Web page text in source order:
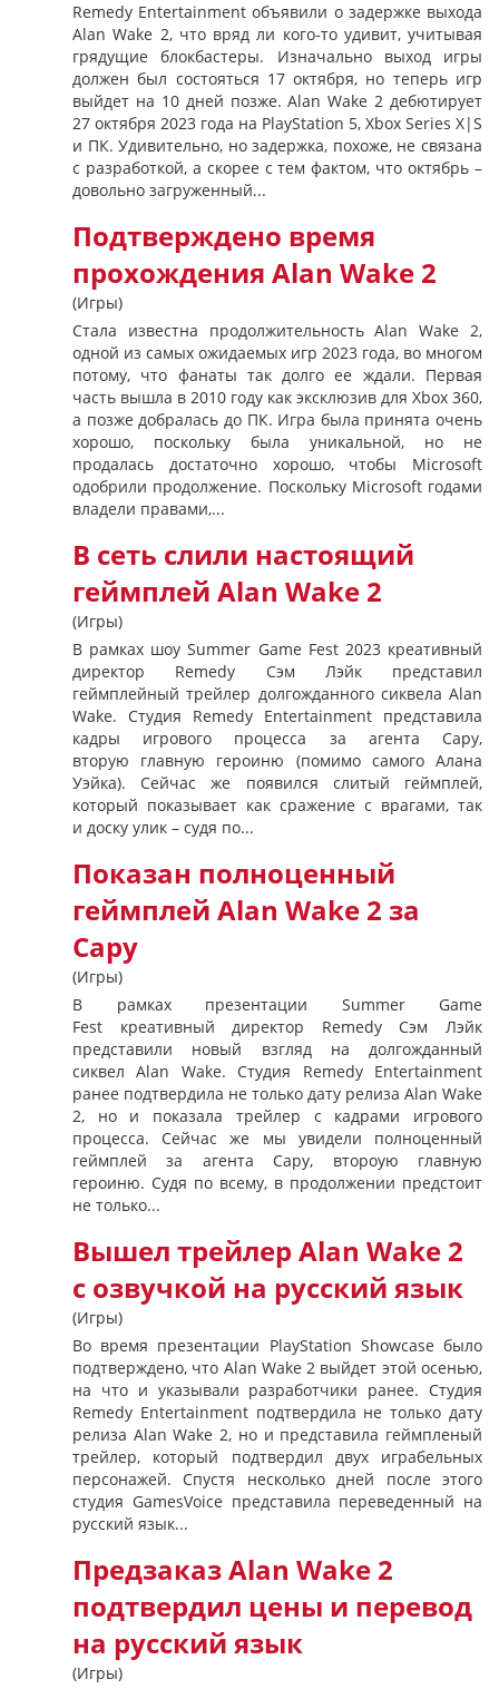
Remedy Entertainment объявили о задержке выхода
Alan Wake 2, что вряд ли кого-то удивит, учитывая
грядущие блокбастеры. Изначально выход игры
должен был состояться 17 октября, но теперь игр
выйдет на 10 дней позже. Alan Wake 2 дебютирует
27 октября 2023 года на PlayStation 5, Xbox Series X|S
и ПК. Удивительно, но задержка, похоже, не связана
с разработкой, а скорее с тем фактом, что октябрь –
довольно загруженный...
Подтверждено время
прохождения Alan Wake 2
(Игры)
Стала известна продолжительность Alan Wake 2,
одной из самых ожидаемых игр 2023 года, во многом
потому, что фанаты так долго ее ждали. Первая
часть вышла в 2010 году как эксклюзив для Xbox 360,
а позже добралась до ПК. Игра была принята очень
хорошо, поскольку была уникальной, но не
продалась достаточно хорошо, чтобы Microsoft
одобрили продолжение. Поскольку Microsoft годами
владели правами,...
В сеть слили настоящий
геймплей Alan Wake 2
(Игры)
В рамках шоу Summer Game Fest 2023 креативный
директор Remedy Сэм Лэйк представил
геймплейный трейлер долгожданного сиквела Alan
Wake. Студия Remedy Entertainment представила
кадры игрового процесса за агента Сару,
вторую главную героиню (помимо самого Алана
Уэйка). Сейчас же появился слитый геймплей,
который показывает как сражение с врагами, так
и доску улик – судя по...
Показан полноценный
геймплей Alan Wake 2 за
Сару
(Игры)
В рамках презентации Summer Game
Fest креативный директор Remedy Сэм Лэйк
представили новый взгляд на долгожданный
сиквел Alan Wake. Студия Remedy Entertainment
ранее подтвердила не только дату релиза Alan Wake
2, но и показала трейлер с кадрами игрового
процесса. Сейчас же мы увидели полноценный
геймплей за агента Сару, второую главную
героиню. Судя по всему, в продолжении предстоит
не только...
Вышел трейлер Alan Wake 2
с озвучкой на русский язык
(Игры)
Во время презентации PlayStation Showcase было
подтверждено, что Alan Wake 2 выйдет этой осенью,
на что и указывали разработчики ранее. Студия
Remedy Entertainment подтвердила не только дату
релиза Alan Wake 2, но и представила геймпленый
трейлер, который подтвердил двух играбельных
персонажей. Спустя несколько дней после этого
студия GamesVoice представила переведенный на
русский язык...
Предзаказ Alan Wake 2
подтвердил цены и перевод
на русский язык
(Игры)